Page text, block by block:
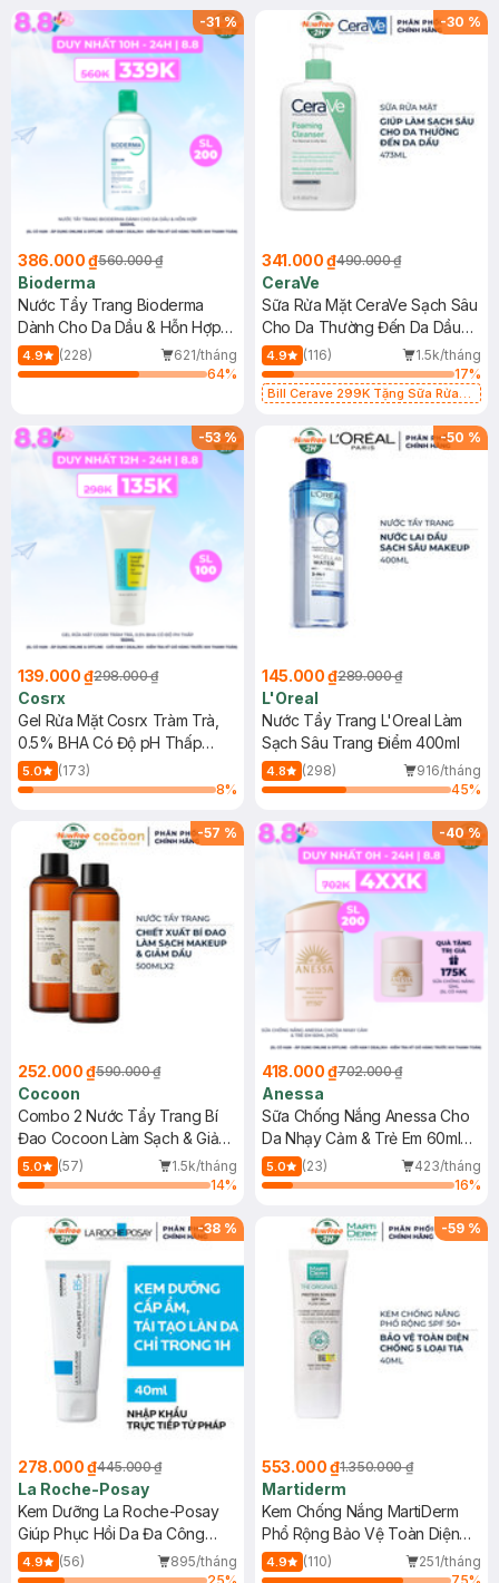
-31%
386.000 ₫560.000 ₫
Bioderma
Nước Tẩy Trang Bioderma
Dành Cho Da Dầu & Hỗn Hợp
500ml
4.9 (228)
621/tháng
64%
-30 %
341.000 ₫490.000 ₫
CeraVe
Sữa Rửa Mặt CeraVe Sạch Sâu
Cho Da Thường Đến Da Dầu
473ml
4.9 (116)
1.5k/tháng
17%
Bill Cerave 299K Tặng Sữa Rửa
-53%
139.000 ₫298.000 ₫
Cosrx
Gel Rửa Mặt Cosrx Tràm Trà,
0.5% BHA Có Độ pH Thấp
150ml
5.0
(173)
8%
-50 %
145.000 ₫289.000 ₫
L'Oreal
Nước Tẩy Trang L'Oreal Làm
Sạch Sâu Trang Điểm 400ml
4.8 (298)
916/tháng
45%
-57 %
252.000 ₫590.000 ₫
Cocoon
Combo 2 Nước Tẩy Trang Bí
Đao Cocoon Làm Sạch & Giảm
Dầu 500ml
5.0 (57)
1.5k/tháng
14%
-40%
418.000 ₫702.000 ₫
Anessa
Sữa Chống Nắng Anessa Cho
Da Nhạy Cảm & Trẻ Em 60ml
(Mới)
5.0 (23)
423/tháng
16%
-38 %
278.000 ₫445.000 ₫
La Roche-Posay
Kem Dưỡng La Roche-Posay
Giúp Phục Hồi Da Đa Công
Dụng 40ml
4.9 (56)
895/tháng
-59 %
553.000 ₫1.350.000 ₫
Martiderm
Kem Chống Nắng MartiDerm
Phổ Rộng Bảo Vệ Toàn Diện
40ml
4.9 (110)
251/tháng